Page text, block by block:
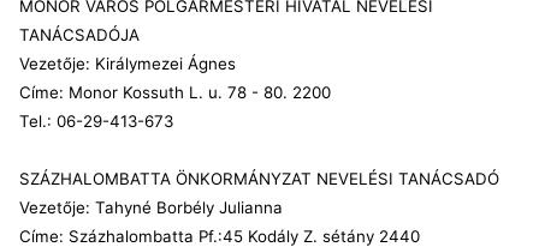
MONOR VÁROS POLGÁRMESTERI HIVATAL NEVELÉSI
TANÁCSADÓJA
Vezetője: Királymezei Ágnes
Címe: Monor Kossuth L. u. 78 - 80. 2200
Tel.: 06-29-413-673
SZÁZHALOMBATTA ÖNKORMÁNYZAT NEVELÉSI TANÁCSADÓ
Vezetője: Tahyné Borbély Julianna
Címe: Százhalombatta Pf.:45 Kodály Z. sétány 2440